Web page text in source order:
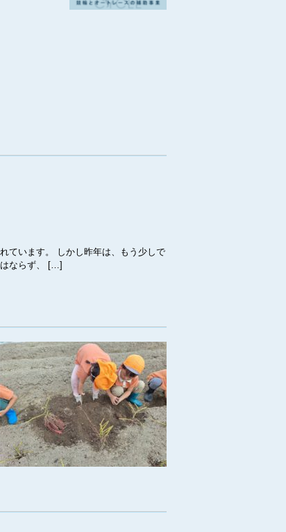
ています。 しかし昨年は、もう少しで
はならず、 […]